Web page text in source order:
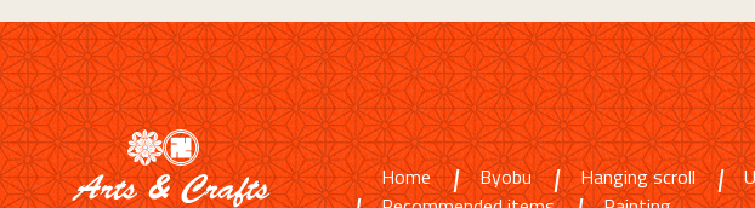
Home Byobu Hanging scroll